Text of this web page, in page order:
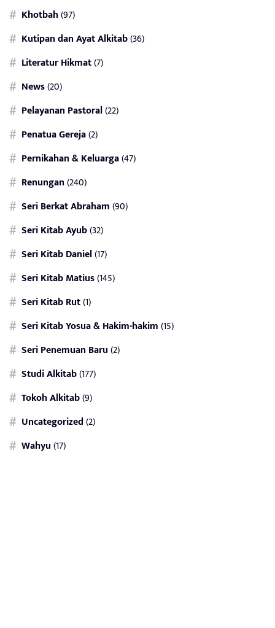
Khotbah(97)
Kutipan dan Ayat Alkitab(36)
Literatur Hikmat(7)
News(20)
Pelayanan Pastoral(22)
Penatua Gereja(2)
Pernikahan & Keluarga(47)
Renungan(240)
Seri Berkat Abraham(90)
Seri Kitab Ayub(32)
Seri Kitab Daniel(17)
Seri Kitab Matius(145)
Seri Kitab Rut(1)
Seri Kitab Yosua & Hakim-hakim(15)
Seri Penemuan Baru(2)
Studi Alkitab(177)
Tokoh Alkitab(9)
Uncategorized(2)
Wahyu(17)